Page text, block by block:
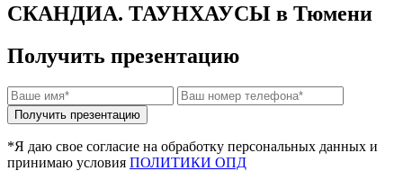
СКАНДИА. ТАУНХАУСЫ в Тюмени
Получить презентацию
*Я даю свое согласие на обработку персональных данных и
принимаю условия ПОЛИТИКИ ОПД